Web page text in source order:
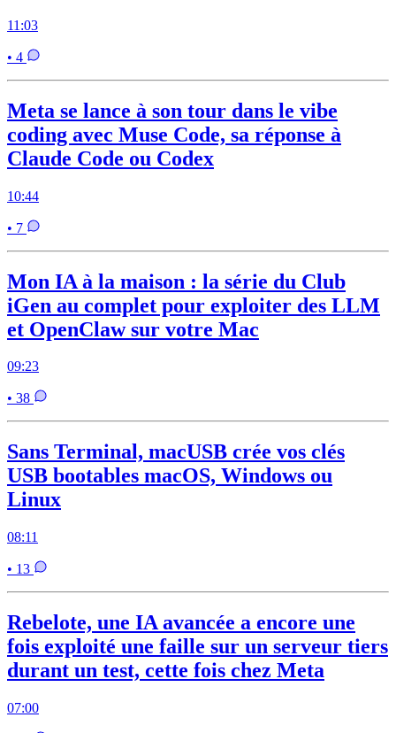
11:03
• 4
Meta se lance à son tour dans le vibe
coding avec Muse Code, sa réponse à
Claude Code ou Codex
10:44
• 7
Mon IA à la maison : la série du Club
iGen au complet pour exploiter des LLM
et OpenClaw sur votre Mac
09:23
• 38
Sans Terminal, macUSB crée vos clés
USB bootables macOS, Windows ou
Linux
08:11
• 13
Rebelote, une IA avancée a encore une
fois exploité une faille sur un serveur tiers
durant un test, cette fois chez Meta
07:00